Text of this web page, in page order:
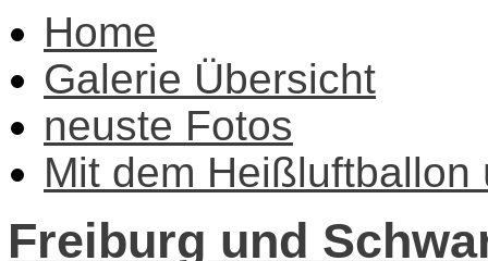
Home
Galerie Übersicht
neuste Fotos
Mit dem Heißluftballon
Freiburg und